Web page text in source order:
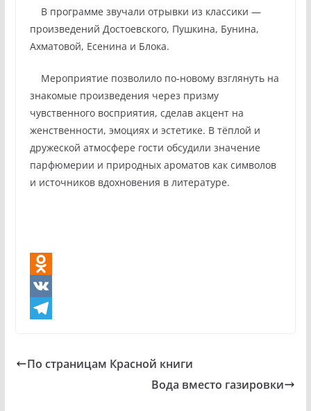
В программе звучали отрывки из классики —
произведений Достоевского, Пушкина, Бунина,
Ахматовой, Есенина и Блока.
Мероприятие позволило по-новому взглянуть на
знакомые произведения через призму
чувственного восприятия, сделав акцент на
женственности, эмоциях и эстетике. В тёплой и
дружеской атмосфере гости обсудили значение
парфюмерии и природных ароматов как символов
и источников вдохновения в литературе.
O
d
V
По страницам Красной книги
Вода вместо газировки